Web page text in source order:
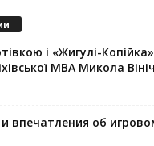
і «Жигулі-
МВА Микола
впечатления об